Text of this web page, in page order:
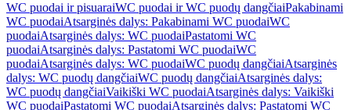
WC puodai ir pisuaraiWC puodai ir WC puodų dangčiaiPakabinami
WC puodaiAtsarginės dalys: Pakabinami WC puodaiWC
puodaiAtsarginės dalys: WC puodaiPastatomi WC
puodaiAtsarginės dalys: Pastatomi WC puodaiWC
puodaiAtsarginės dalys: WC puodaiWC puodų dangčiaiAtsarginės
dalys: WC puodų dangčiaiWC puodų dangčiaiAtsarginės dalys:
WC puodų dangčiaiVaikiški WC puodaiAtsarginės dalys: Vaikiški
WC puodaiPastatomi WC puodaiAtsarginės dalys: Pastatomi WC